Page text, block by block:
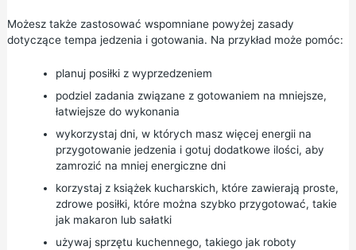
Możesz także zastosować wspomniane powyżej zasady
dotyczące tempa jedzenia i gotowania. Na przykład może pomóc:
planuj posiłki z wyprzedzeniem
podziel zadania związane z gotowaniem na mniejsze,
łatwiejsze do wykonania
wykorzystaj dni, w których masz więcej energii na
przygotowanie jedzenia i gotuj dodatkowe ilości, aby
zamrozić na mniej energiczne dni
korzystaj z książek kucharskich, które zawierają proste,
zdrowe posiłki, które można szybko przygotować, takie
jak makaron lub sałatki
używaj sprzętu kuchennego, takiego jak roboty